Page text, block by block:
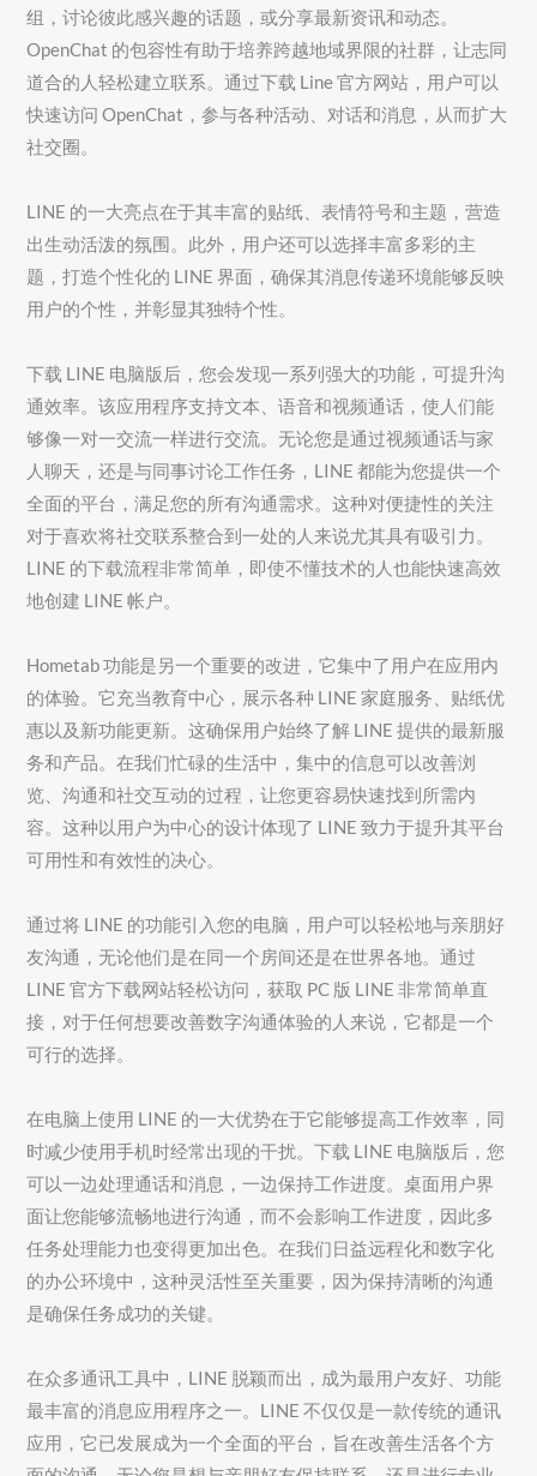
组，讨论彼此感兴趣的话题，或分享最新资讯和动态。
OpenChat 的包容性有助于培养跨越地域界限的社群，让志同
道合的人轻松建立联系。通过下载 Line 官方网站，用户可以
快速访问 OpenChat，参与各种活动、对话和消息，从而扩大
社交圈。
LINE 的一大亮点在于其丰富的贴纸、表情符号和主题，营造
出生动活泼的氛围。此外，用户还可以选择丰富多彩的主
题，打造个性化的 LINE 界面，确保其消息传递环境能够反映
用户的个性，并彰显其独特个性。
下载 LINE 电脑版后，您会发现一系列强大的功能，可提升沟
通效率。该应用程序支持文本、语音和视频通话，使人们能
够像一对一交流一样进行交流。无论您是通过视频通话与家
人聊天，还是与同事讨论工作任务，LINE 都能为您提供一个
全面的平台，满足您的所有沟通需求。这种对便捷性的关注
对于喜欢将社交联系整合到一处的人来说尤其具有吸引力。
LINE 的下载流程非常简单，即使不懂技术的人也能快速高效
地创建 LINE 帐户。
Hometab 功能是另一个重要的改进，它集中了用户在应用内
的体验。它充当教育中心，展示各种 LINE 家庭服务、贴纸优
惠以及新功能更新。这确保用户始终了解 LINE 提供的最新服
务和产品。在我们忙碌的生活中，集中的信息可以改善浏
览、沟通和社交互动的过程，让您更容易快速找到所需内
容。这种以用户为中心的设计体现了 LINE 致力于提升其平台
可用性和有效性的决心。
通过将 LINE 的功能引入您的电脑，用户可以轻松地与亲朋好
友沟通，无论他们是在同一个房间还是在世界各地。通过
LINE 官方下载网站轻松访问，获取 PC 版 LINE 非常简单直
接，对于任何想要改善数字沟通体验的人来说，它都是一个
可行的选择。
在电脑上使用 LINE 的一大优势在于它能够提高工作效率，同
时减少使用手机时经常出现的干扰。下载 LINE 电脑版后，您
可以一边处理通话和消息，一边保持工作进度。桌面用户界
面让您能够流畅地进行沟通，而不会影响工作进度，因此多
任务处理能力也变得更加出色。在我们日益远程化和数字化
的办公环境中，这种灵活性至关重要，因为保持清晰的沟通
是确保任务成功的关键。
在众多通讯工具中，LINE 脱颖而出，成为最用户友好、功能
最丰富的消息应用程序之一。LINE 不仅仅是一款传统的通讯
应用，它已发展成为一个全面的平台，旨在改善生活各个方